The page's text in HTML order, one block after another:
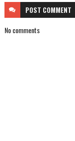
POST COMMENT
No comments